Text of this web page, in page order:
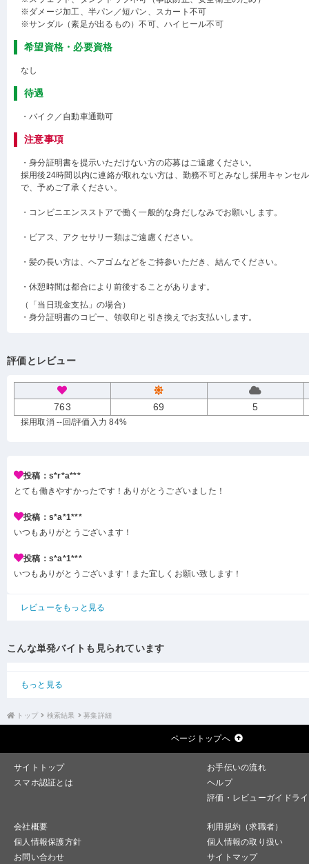
※ダメージ加工、半パン／短パン、スカート不可
※サンダル（素足が出るもの）不可、ハイヒール不可
希望資格・必要資格
なし
待遇
・バイク／自動車通勤可
注意事項
・身分証明書を提示いただけない方の応募はご遠慮ください。
採用後24時間以内に連絡が取れない方は、勤務不可とみなし採用キャンセ
で、予めご了承ください。
・コンビニエンスストアで働く一般的な身だしなみでお願いします。
・ピアス、アクセサリー類はご遠慮ください。
・髪の長い方は、ヘアゴムなどをご持参いただき、結んでください。
・休憩時間は都合により前後することがあります。
（「当日現金支払」の場合）
・身分証明書のコピー、領収印と引き換えでお支払いします。
評価とレビュー
763 69 5
採用取消 --回/評価入力 84%
投稿：s*r*a***
とても働きやすかったです！ありがとうございました！
投稿：s*a*1***
いつもありがとうございます！
投稿：s*a*1***
いつもありがとうございます！また宜しくお願い致します！
レビューをもっと見る
こんな単発バイトも見られています
もっと見る
トップ 検索結果 募集詳細
ページトップへ
サイトトップ
お手伝いの流れ
スマホ認証とは
ヘルプ
評価・レビューガイドラ
会社概要
利用規約（求職者）
個人情報保護方針
個人情報の取り扱い
お問い合わせ
サイトマップ